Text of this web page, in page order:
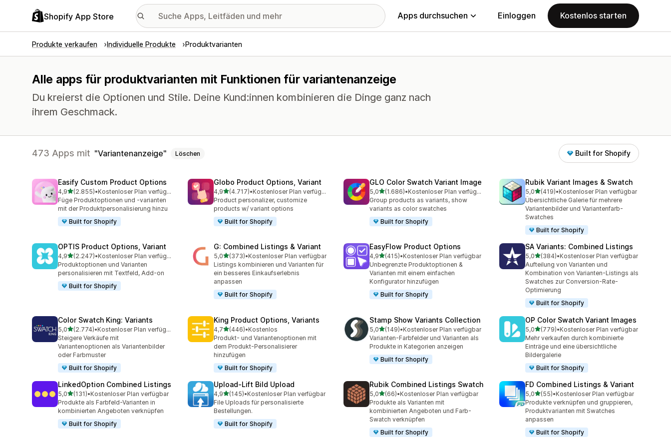
Shopify App Store Apps durchsuchen Einloggen Kostenlos starten
Produkte verkaufen Individuelle Produkte Produktvarianten
Alle apps für produktvarianten mit Funktionen für variantenanzeige
Du kreierst die Optionen und Stile. Deine Kund:innen kombinieren die Dinge ganz nach
ihrem Geschmack.
473 Apps mit Variantenanzeige Löschen Built for Shopify
Easify Custom Product Options
4,9von 5 Sternen
(2.855)
2855 Rezensionen insgesamt
•
Kostenloser Plan verfügbar
Füge Produktoptionen und -varianten
mit der Produktpersonalisierung hinzu
Built for Shopify
Globo Product Options, Variant
4,9von 5 Sternen
(4.717)
4717 Rezensionen insgesamt
•
Kostenloser Plan verfügbar
Product personalizer, customize
products w/ variant options
Built for Shopify
GLO Color Swatch Variant Image
5,0von 5 Sternen
(1.686)
1686 Rezensionen insgesamt
•
Kostenloser Plan verfügbar
Group products as variants, show
variants as color swatches
Built for Shopify
Rubik Variant Images & Swatch
5,0von 5 Sternen
(419)
419 Rezensionen insgesamt
•Kostenloser Plan verfügbar
Übersichtliche Galerie für mehrere
Variantenbilder und Variantenfarb-
Swatches
Built for Shopify
OPTIS Product Options, Variant
4,9von 5 Sternen
(2.247)
2247 Rezensionen insgesamt
•
Kostenloser Plan verfügbar
Produktoptionen und Varianten
personalisieren mit Textfeld, Add-on
Built for Shopify
G: Combined Listings & Variant
5,0von 5 Sternen
(373)
373 Rezensionen insgesamt
•Kostenloser Plan verfügbar
Listings kombinieren und Varianten für
ein besseres Einkaufserlebnis
anpassen
Built for Shopify
EasyFlow Product Options
4,9von 5 Sternen
(415)
415 Rezensionen insgesamt
•Kostenloser Plan verfügbar
Unbegrenzte Produktoptionen &
Varianten mit einem einfachen
Konfigurator hinzufügen
Built for Shopify
SA Variants: Combined Listings
5,0von 5 Sternen
(384)
384 Rezensionen insgesamt
•Kostenloser Plan verfügbar
Aufteilung von Varianten und
Kombination von Varianten-Listings als
Swatches zur Conversion-Rate-
Optimierung
Built for Shopify
Color Swatch King: Variants
5,0von 5 Sternen
(2.774)
2774 Rezensionen insgesamt
•
Kostenloser Plan verfügbar
Steigere Verkäufe mit
Variantenoptionen als Variantenbilder
oder Farbmuster
Built for Shopify
King Product Options, Variants
4,7von 5 Sternen
(446)
446 Rezensionen insgesamt
•Kostenlos
Produkt- und Variantenoptionen mit
dem Produkt-Personalisierer
hinzufügen
Built for Shopify
Stamp Show Variants Collection
5,0von 5 Sternen
(149)
149 Rezensionen insgesamt
•Kostenloser Plan verfügbar
Varianten-Farbfelder und Varianten als
Produkte in Kategorien anzeigen
Built for Shopify
OP Color Swatch Variant Images
5,0von 5 Sternen
(779)
779 Rezensionen insgesamt
•Kostenloser Plan verfügbar
Mehr verkaufen durch kombinierte
Einträge und eine übersichtliche
Bildergalerie
Built for Shopify
LinkedOption Combined Listings
5,0von 5 Sternen
(131)
131 Rezensionen insgesamt
•Kostenloser Plan verfügbar
Produkte als Farbfeld-Varianten in
kombinierten Angeboten verknüpfen
Built for Shopify
Upload‑Lift Bild Upload
4,9von 5 Sternen
(145)
145 Rezensionen insgesamt
•Kostenloser Plan verfügbar
File Uploads für personalisierte
Bestellungen.
Built for Shopify
Rubik Combined Listings Swatch
5,0von 5 Sternen
(66)
66 Rezensionen insgesamt
•Kostenloser Plan verfügbar
Produkte als Varianten mit
kombinierten Angeboten und Farb-
Swatch verknüpfen
Built for Shopify
FD Combined Listings & Variant
5,0von 5 Sternen
(55)
55 Rezensionen insgesamt
•Kostenloser Plan verfügbar
Produkte verknüpfen und gruppieren,
Produktvarianten mit Swatches
anpassen
Built for Shopify